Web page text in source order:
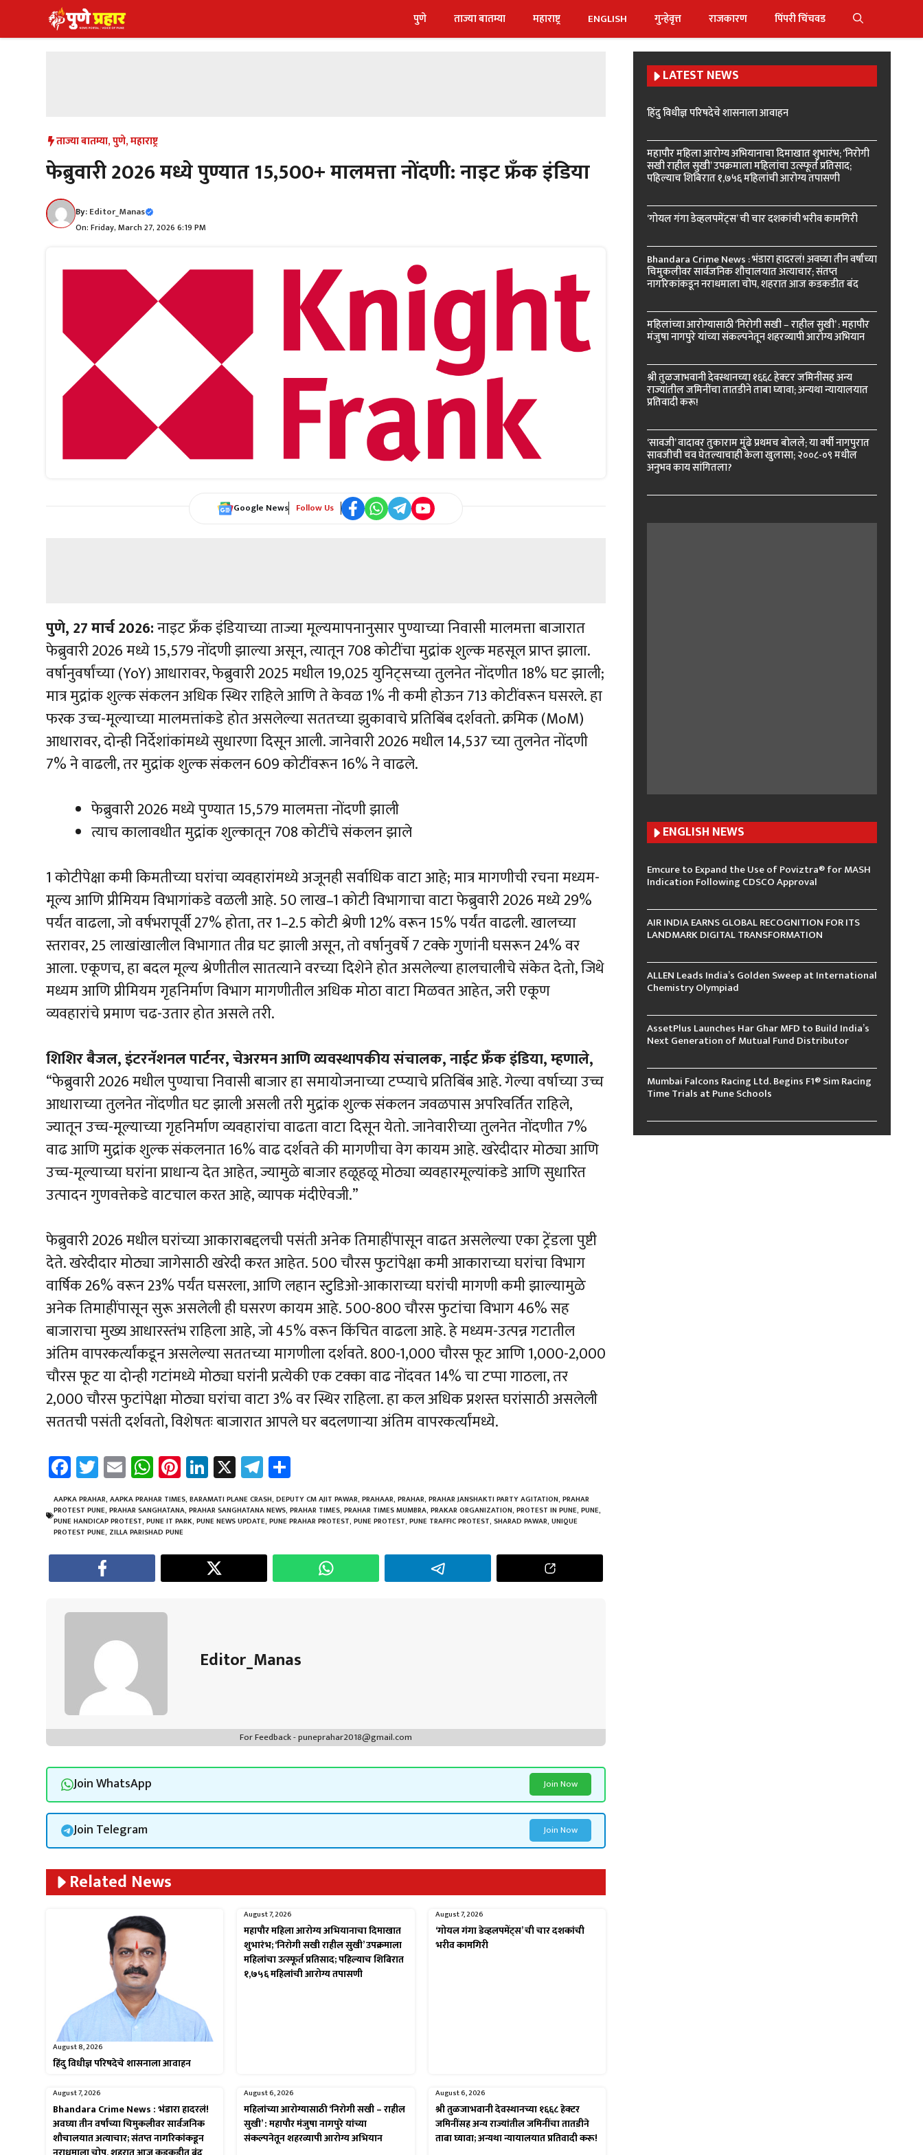
to
पुणे ताज्या बातम्या महाराष्ट्र ENGLISH गुन्हेवृत्त राजकारण पिंपरी चिंचवड
ताज्या बातम्या,पुणे,महाराष्ट्र
फेब्रुवारी 2026 मध्ये पुण्यात 15,500+ मालमत्ता नोंदणी: नाइट फ्रँक इंडिया
By:Editor_Manas
On: Friday, March 27, 2026 6:19 PM
Google News Follow Us
पुणे, 27 मार्च 2026:नाइट फ्रँक इंडियाच्या ताज्या मूल्यमापनानुसार पुण्याच्या निवासी मालमत्ता बाजारात
फेब्रुवारी 2026 मध्ये 15,579 नोंदणी झाल्या असून, त्यातून 708 कोटींचा मुद्रांक शुल्क महसूल प्राप्त झाला.
वर्षानुवर्षांच्या (YoY) आधारावर, फेब्रुवारी 2025 मधील 19,025 युनिट्सच्या तुलनेत नोंदणीत 18% घट झाली;
मात्र मुद्रांक शुल्क संकलन अधिक स्थिर राहिले आणि ते केवळ 1% नी कमी होऊन 713 कोटींवरून घसरले. हा
फरक उच्च-मूल्याच्या मालमत्तांकडे होत असलेल्या सततच्या झुकावाचे प्रतिबिंब दर्शवतो. क्रमिक (MoM)
आधारावर, दोन्ही निर्देशांकांमध्ये सुधारणा दिसून आली. जानेवारी 2026 मधील 14,537 च्या तुलनेत नोंदणी
7% ने वाढली, तर मुद्रांक शुल्क संकलन 609 कोटींवरून 16% ने वाढले.
फेब्रुवारी 2026 मध्ये पुण्यात 15,579 मालमत्ता नोंदणी झाली
त्याच कालावधीत मुद्रांक शुल्कातून 708 कोटींचे संकलन झाले
1 कोटीपेक्षा कमी किमतीच्या घरांचा व्यवहारांमध्ये अजूनही सर्वाधिक वाटा आहे; मात्र मागणीची रचना मध्यम-
मूल्य आणि प्रीमियम विभागांकडे वळली आहे. 50 लाख–1 कोटी विभागाचा वाटा फेब्रुवारी 2026 मध्ये 29%
पर्यंत वाढला, जो वर्षभरापूर्वी 27% होता, तर 1–2.5 कोटी श्रेणी 12% वरून 15% पर्यंत वाढली. खालच्या
स्तरावर, 25 लाखांखालील विभागात तीव्र घट झाली असून, तो वर्षानुवर्षे 7 टक्के गुणांनी घसरून 24% वर
आला. एकूणच, हा बदल मूल्य श्रेणीतील सातत्याने वरच्या दिशेने होत असलेल्या हालचालीचे संकेत देतो, जिथे
मध्यम आणि प्रीमियम गृहनिर्माण विभाग मागणीतील अधिक मोठा वाटा मिळवत आहेत, जरी एकूण
व्यवहारांचे प्रमाण चढ-उतार होत असले तरी.
शिशिर बैजल, इंटरनॅशनल पार्टनर, चेअरमन आणि व्यवस्थापकीय संचालक, नाईट फ्रँक इंडिया, म्हणाले,
“फेब्रुवारी 2026 मधील पुण्याचा निवासी बाजार हा समायोजनाच्या टप्प्याचे प्रतिबिंब आहे. गेल्या वर्षाच्या उच्च
आधाराच्या तुलनेत नोंदणीत घट झाली असली तरी मुद्रांक शुल्क संकलन जवळपास अपरिवर्तित राहिले,
ज्यातून उच्च-मूल्याच्या गृहनिर्माण व्यवहारांचा वाढता वाटा दिसून येतो. जानेवारीच्या तुलनेत नोंदणीत 7%
वाढ आणि मुद्रांक शुल्क संकलनात 16% वाढ दर्शवते की मागणीचा वेग कायम आहे. खरेदीदार मोठ्या आणि
उच्च-मूल्याच्या घरांना प्राधान्य देत आहेत, ज्यामुळे बाजार हळूहळू मोठ्या व्यवहारमूल्यांकडे आणि सुधारित
उत्पादन गुणवत्तेकडे वाटचाल करत आहे, व्यापक मंदीऐवजी.”
फेब्रुवारी 2026 मधील घरांच्या आकाराबद्दलची पसंती अनेक तिमाहींपासून वाढत असलेल्या एका ट्रेंडला पुष्टी
देते. खरेदीदार मोठ्या जागेसाठी खरेदी करत आहेत. 500 चौरस फुटांपेक्षा कमी आकाराच्या घरांचा विभाग
वार्षिक 26% वरून 23% पर्यंत घसरला, आणि लहान स्टुडिओ-आकाराच्या घरांची मागणी कमी झाल्यामुळे
अनेक तिमाहींपासून सुरू असलेली ही घसरण कायम आहे. 500-800 चौरस फुटांचा विभाग 46% सह
बाजाराचा मुख्य आधारस्तंभ राहिला आहे, जो 45% वरून किंचित वाढला आहे. हे मध्यम-उत्पन्न गटातील
अंतिम वापरकर्त्यांकडून असलेल्या सततच्या मागणीला दर्शवते. 800-1,000 चौरस फूट आणि 1,000-2,000
चौरस फूट या दोन्ही गटांमध्ये मोठ्या घरांनी प्रत्येकी एक टक्का वाढ नोंदवत 14% चा टप्पा गाठला, तर
2,000 चौरस फुटांपेक्षा मोठ्या घरांचा वाटा 3% वर स्थिर राहिला. हा कल अधिक प्रशस्त घरांसाठी असलेली
सततची पसंती दर्शवतो, विशेषतः बाजारात आपले घर बदलणाऱ्या अंतिम वापरकर्त्यांमध्ये.
Fa
ce
b
o
ok
T
wi
tt
er
E
m
ail
W
h
at
sA
p
p
Pi
nt
er
es
t
Li
nk
e
dI
n
X Te
le
gr
a
m
ar
e
AAPKA PRAHAR, AAPKA PRAHAR TIMES, BARAMATI PLANE CRASH, DEPUTY CM AJIT PAWAR, PRAHAAR, PRAHAR, PRAHAR JANSHAKTI PARTY AGITATION, PRAHAR
PROTEST PUNE, PRAHAR SANGHATANA, PRAHAR SANGHATANA NEWS, PRAHAR TIMES, PRAHAR TIMES MUMBRA, PRAKAR ORGANIZATION, PROTEST IN PUNE, PUNE,
PUNE HANDICAP PROTEST, PUNE IT PARK, PUNE NEWS UPDATE, PUNE PRAHAR PROTEST, PUNE PROTEST, PUNE TRAFFIC PROTEST, SHARAD PAWAR, UNIQUE
PROTEST PUNE, ZILLA PARISHAD PUNE
Editor_Manas
For Feedback - puneprahar2018@gmail.com
Join WhatsApp Join Now
Join Telegram Join Now
Related News
August 8, 2026
हिंदु विधीज्ञ परिषदेचे शासनाला आवाहन
August 7, 2026
महापौर महिला आरोग्य अभियानाचा दिमाखात
शुभारंभ; ‘निरोगी सखी राहील सुखी’ उपक्रमाला
महिलांचा उत्स्फूर्त प्रतिसाद; पहिल्याच शिबिरात
१,७५६ महिलांची आरोग्य तपासणी
August 7, 2026
‘गोयल गंगा डेव्हलपमेंट्स’ ची चार दशकांची
भरीव कामगिरी
August 7, 2026
Bhandara Crime News : भंडारा हादरलं!
अवघ्या तीन वर्षांच्या चिमुकलीवर सार्वजनिक
शौचालयात अत्याचार; संतप्त नागरिकांकडून
August 6, 2026
महिलांच्या आरोग्यासाठी ‘निरोगी सखी – राहील
सुखी’ : महापौर मंजुषा नागपुरे यांच्या
संकल्पनेतून शहरव्यापी आरोग्य अभियान
August 6, 2026
श्री तुळजाभवानी देवस्थानच्या १६६८ हेक्टर
जमिनींसह अन्य राज्यांतील जमिनींचा तातडीने
ताबा घ्यावा; अन्यथा न्यायालयात प्रतिवादी करू!
LATEST NEWS
हिंदु विधीज्ञ परिषदेचे शासनाला आवाहन
महापौर महिला आरोग्य अभियानाचा दिमाखात शुभारंभ; ‘निरोगी
सखी राहील सुखी’ उपक्रमाला महिलांचा उत्स्फूर्त प्रतिसाद;
पहिल्याच शिबिरात १,७५६ महिलांची आरोग्य तपासणी
‘गोयल गंगा डेव्हलपमेंट्स’ ची चार दशकांची भरीव कामगिरी
Bhandara Crime News : भंडारा हादरलं! अवघ्या तीन वर्षांच्या
चिमुकलीवर सार्वजनिक शौचालयात अत्याचार; संतप्त
नागरिकांकडून नराधमाला चोप, शहरात आज कडकडीत बंद
महिलांच्या आरोग्यासाठी ‘निरोगी सखी – राहील सुखी’ : महापौर
मंजुषा नागपुरे यांच्या संकल्पनेतून शहरव्यापी आरोग्य अभियान
श्री तुळजाभवानी देवस्थानच्या १६६८ हेक्टर जमिनींसह अन्य
राज्यांतील जमिनींचा तातडीने ताबा घ्यावा; अन्यथा न्यायालयात
प्रतिवादी करू!
‘सावजी’ वादावर तुकाराम मुंढे प्रथमच बोलले; या वर्षी नागपुरात
सावजीची चव घेतल्याचाही केला खुलासा; २००८-०९ मधील
अनुभव काय सांगितला?
ENGLISH NEWS
Emcure to Expand the Use of Poviztra® for MASH
Indication Following CDSCO Approval
AIR INDIA EARNS GLOBAL RECOGNITION FOR ITS
LANDMARK DIGITAL TRANSFORMATION
ALLEN Leads India’s Golden Sweep at International
Chemistry Olympiad
AssetPlus Launches Har Ghar MFD to Build India’s
Next Generation of Mutual Fund Distributor
Mumbai Falcons Racing Ltd. Begins F1® Sim Racing
Time Trials at Pune Schools